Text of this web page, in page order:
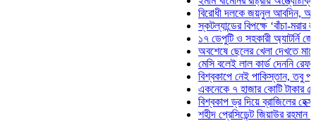
বিরোধী দলকে জয়নুল আবদিন, আপনারা
স্কটল্যান্ডের বিপক্ষে ‘বাঁচা-মরার
১৭ ডেপুটি ও সহকারী অ্যাটর্নি
অবশেষে ছেলের খেলা দেখতে মাঠে
মেসি বলেই লাল কার্ড দেননি রেফারি!
বিশ্বকাপে নেই পাকিস্তান, তবু প্রতিটি
একনেকে ৭ হাজার কোটি টাকার ৫
বিশ্বকাপ ড্র দিয়ে ব্রাজিলের হেক্সা
শহীদ প্রেসিডেন্ট জিয়াউর রহমান